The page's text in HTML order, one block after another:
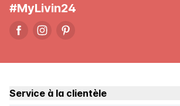
#MyLivin24
Service à la clientèle